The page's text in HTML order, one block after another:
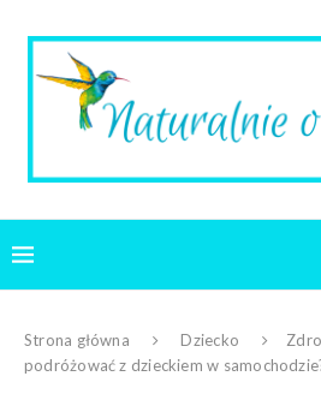
Strona główna Dziecko
podróżować z dzieckiem w